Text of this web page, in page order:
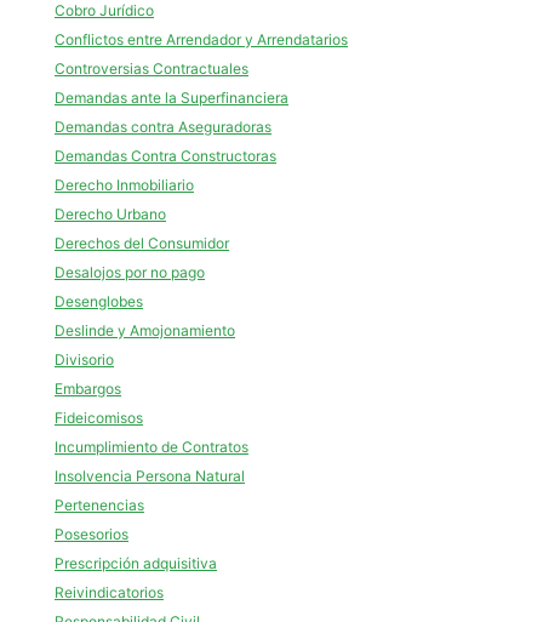
Cobro Jurídico
Conflictos entre Arrendador y Arrendatarios
Controversias Contractuales
Demandas ante la Superfinanciera
Demandas contra Aseguradoras
Demandas Contra Constructoras
Derecho Inmobiliario
Derecho Urbano
Derechos del Consumidor
Desalojos por no pago
Desenglobes
Deslinde y Amojonamiento
Divisorio
Embargos
Fideicomisos
Incumplimiento de Contratos
Insolvencia Persona Natural
Pertenencias
Posesorios
Prescripción adquisitiva
Reivindicatorios